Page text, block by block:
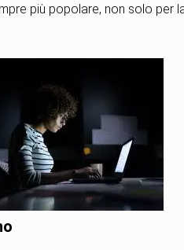
più popolare, non solo per